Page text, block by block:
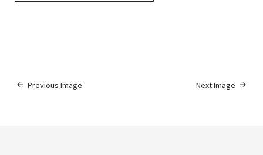
Next Image
Previous Image